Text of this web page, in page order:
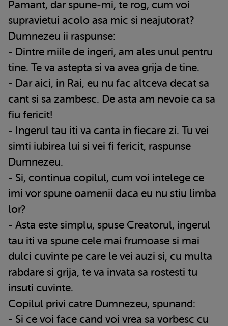
Pamant, dar spune-mi, te rog, cum voi
supravietui acolo asa mic si neajutorat?
Dumnezeu ii raspunse:
- Dintre miile de ingeri, am ales unul pentru
tine. Te va astepta si va avea grija de tine.
- Dar aici, in Rai, eu nu fac altceva decat sa
cant si sa zambesc. De asta am nevoie ca sa
fiu fericit!
- Ingerul tau iti va canta in fiecare zi. Tu vei
simti iubirea lui si vei fi fericit, raspunse
Dumnezeu.
- Si, continua copilul, cum voi intelege ce
imi vor spune oamenii daca eu nu stiu limba
lor?
- Asta este simplu, spuse Creatorul, ingerul
tau iti va spune cele mai frumoase si mai
dulci cuvinte pe care le vei auzi si, cu multa
rabdare si grija, te va invata sa rostesti tu
insuti cuvinte.
Copilul privi catre Dumnezeu, spunand:
- Si ce voi face cand voi vrea sa vorbesc cu